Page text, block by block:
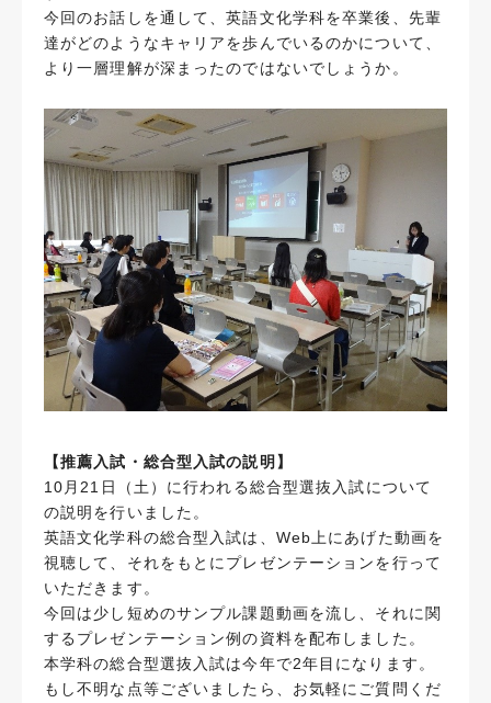
今回のお話しを通して、英語文化学科を卒業後、先輩
達がどのようなキャリアを歩んでいるのかについて、
より一層理解が深まったのではないでしょうか。
【推薦入試・総合型入試の説明】
10月21日（土）に行われる総合型選抜入試について
の説明を行いました。
英語文化学科の総合型入試は、Web上にあげた動画を
視聴して、それをもとにプレゼンテーションを行って
いただきます。
今回は少し短めのサンプル課題動画を流し、それに関
するプレゼンテーション例の資料を配布しました。
本学科の総合型選抜入試は今年で2年目になります。
もし不明な点等ございましたら、お気軽にご質問くだ